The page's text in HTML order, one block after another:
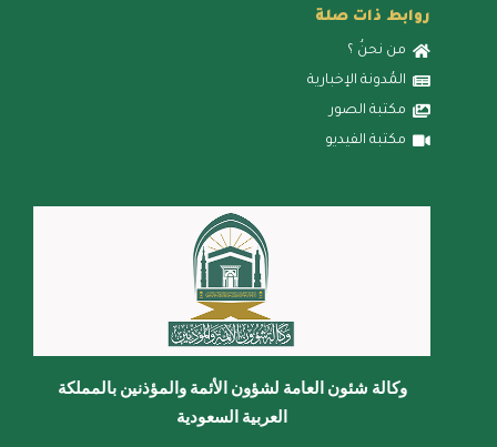
روابط ذات صلة
من نحنُ ؟
المُدونة الإخبارية
مكتبة الصور
مكتبة الفيديو
وكالة شئون العامة لشؤون الأئمة والمؤذنين بالمملكة
العربية السعودية